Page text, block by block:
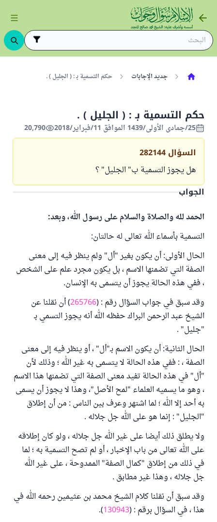
جديد الإجابات حكم التسمية بـ : ( الجليل ) .
حكم التسمية بـ : ( الجليل ) .
25/جمادى الأولى/1439 الموافق 11/فبراير/2018 20,790
السؤال 282144
هل يجوز التسمية ب" الجليل" ؟
الجواب
الحمد لله والصلاة والسلام على رسول الله، وبعد:
التسمية بأسماء الله تعالى له حالتان:
الحال الأولى: أن يكون بغير "أل" ولم ينظر فيه إلى معنى
الصفة التي تضمنها الاسم ، بل يكون مجرد علم على الشخص
، ففي هذه الحالة يجوز أن يتسمى به الإنسان.
وقد سبق في جواب السؤال رقم : (265766) أن نقلنا عن
الشيخ عبد الرحمن البراك حفظه الله أنه يجوز التسمي بـ
"جليل" .
الحال الثانية: أن يكون الاسم بـ"أل" ، أو ينظر فيه إلى معنى
الصفة ، : ففي هذه الحالة لا يتسمى به غير الله ؛ وذلك لأن
"أل" في هذه الحالة تفيد معنى الصفة التي تضمنها هذا الاسم
، وهو ما يسميه العلماء "لمح الأصل"، وهذا لا يجوز أن يسمى
به أحد إلا الله ؛ لما اشتهر وعرف بين الناس : من أن إطلاق
"الجليل" : إنما هو على الله جل جلاله .
ولا يطلق ذلك أيضا على غير الله جل جلاله ، ولو كان إطلاقه
على الله تعالى من باب الإخبار ، أو لم تصح التسمية به ؛ لما
في ذلك من إطلاق "كمال الصفة" الممدوحة ، على غير الله
جل جلاله ، وهذا غير مطابق .
وقد سبق أن نقلنا كلام الشيخ محمد بن عثيمين رحمه الله في
هذا ، في السؤال برقم : (130943
).